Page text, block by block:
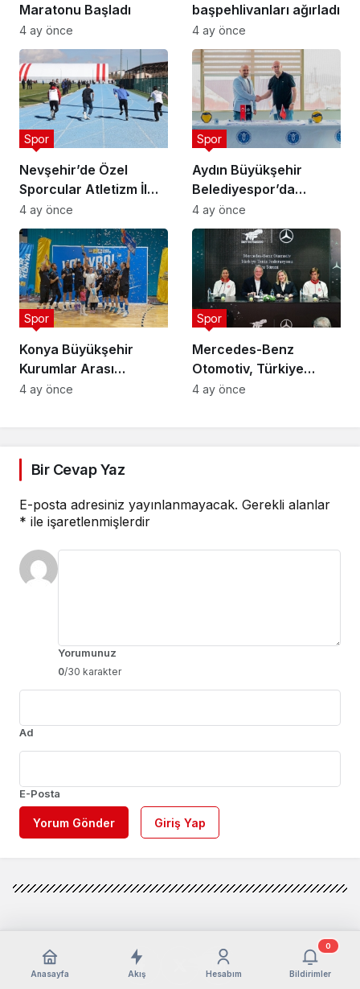
Maratonu Başladı
4 ay önce
başpehlivanları ağırladı
4 ay önce
Nevşehir’de Özel
Sporcular Atletizm İl
Şampiyonası
Düzenlendi
Spor
4 ay önce
Aydın Büyükşehir
Belediyespor’da
Ataman Güneyligil
Dönemi
Spor
4 ay önce
Konya Büyükşehir
Kurumlar Arası
Voleybol Turnuvası
Spor
4 ay önce
Mercedes-Benz
Otomotiv, Türkiye
Tenis Federasyonu’nun
Spor
4 ay önce
Bir Cevap Yaz
E-posta adresiniz yayınlanmayacak. Gerekli alanlar
* ile işaretlenmişlerdir
Yorumunuz
0/30 karakter
Ad
E-Posta
Yorum Gönder Giriş Yap
Anasayfa Akış Hesabım Bildirimler
0